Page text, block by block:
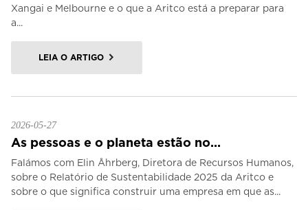
Xangai e Melbourne e o que a Aritco está a preparar para
a...
LEIA O ARTIGO
2026-05-27
As pessoas e o planeta estão no...
Falámos com Elin Åhrberg, Diretora de Recursos Humanos,
sobre o Relatório de Sustentabilidade 2025 da Aritco e
sobre o que significa construir uma empresa em que as...